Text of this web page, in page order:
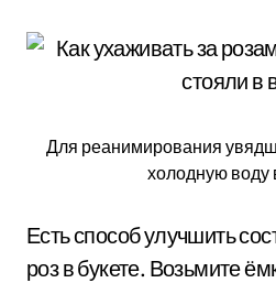
Для реанимирования
холодную воду
Есть способ улучшить
роз в букете. Возьмите